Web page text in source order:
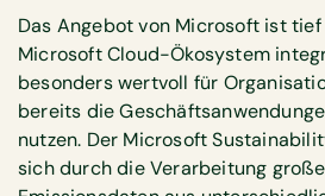
Das Angebot von Microsoft ist
Microsoft Cloud-Ökosystem
besonders wertvoll für
bereits die
nutzen. Der Microsoft
sich durch die Verarbeitung